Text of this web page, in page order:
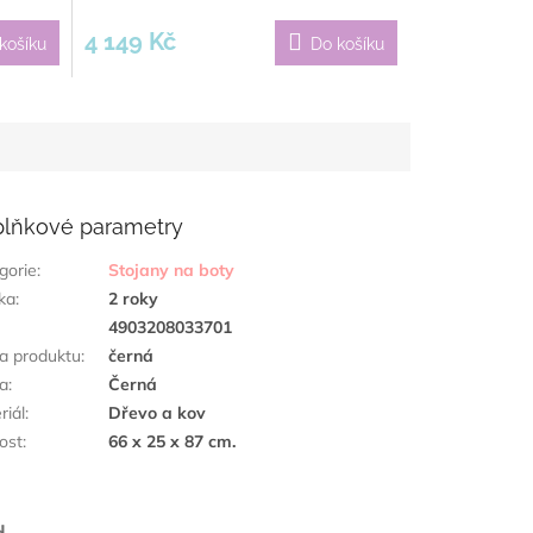
4 149 Kč Do košíku
parametry
:
Stojany na boty
:
2 roky
4903208033701
produktu:
černá
:
Černá
:
Dřevo a kov
: 66 x 25 x 87 cm.